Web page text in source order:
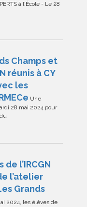
à l'École - Le 28
Champs et
réunis à CY
les
Une
28 mai 2024 pour
l’IRCGN
l’atelier
Grands
2024, les élèves de